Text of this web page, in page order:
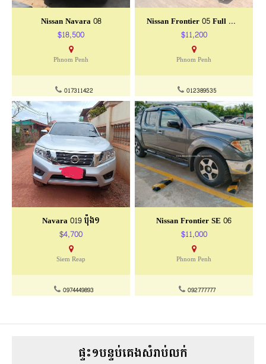
Nissan Navara 08
$18,500
Phnom Penh
017311422
Nissan Frontier 05 Full Option
$11,200
Phnom Penh
012389535
Navara 019 ប៉ុង១
$4,700
Siem Reap
0974449893
Nissan Frontier SE 06
$11,000
Phnom Penh
092777777
ផ្ទះ១បន្ទប់គេងសំរាប់លក់